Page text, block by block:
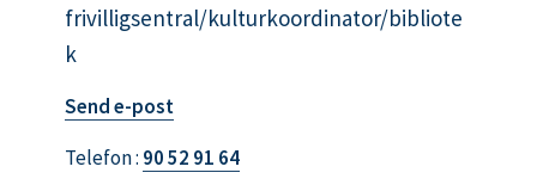
frivilligsentral/kulturkoordinator/bibliote
k
Send e-postt
l
Telefon 90 52 91 64